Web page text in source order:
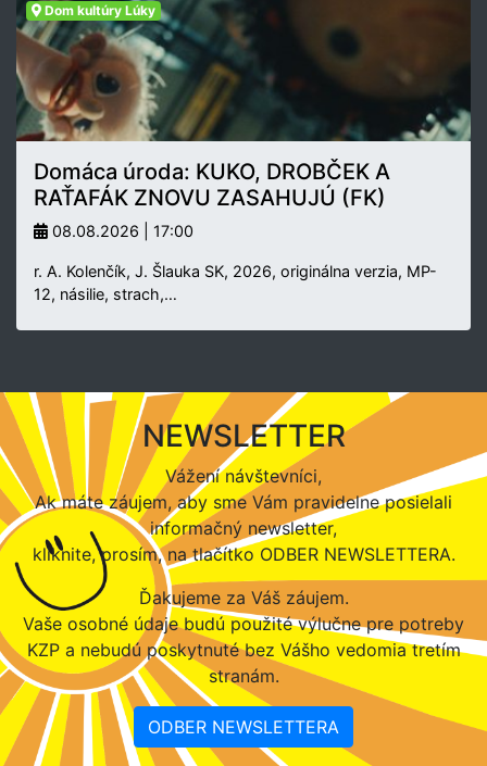
Dom kultúry Lúky
Domáca úroda: KUKO, DROBČEK A
RAŤAFÁK ZNOVU ZASAHUJÚ (FK)
08.08.2026 | 17:00
r. A. Kolenčík, J. Šlauka SK, 2026, originálna verzia, MP-
12, násilie, strach,…
NEWSLETTER
Vážení návštevníci,
Ak máte záujem, aby sme Vám pravidelne posielali
informačný newsletter,
kliknite, prosím, na tlačítko ODBER NEWSLETTERA.
Ďakujeme za Váš záujem.
Vaše osobné údaje budú použité výlučne pre potreby
KZP a nebudú poskytnuté bez Vášho vedomia tretím
stranám.
ODBER NEWSLETTERA